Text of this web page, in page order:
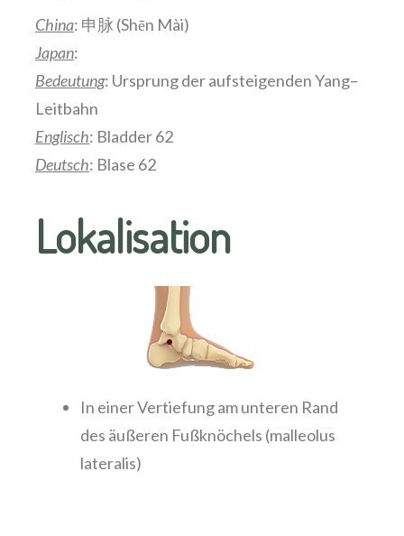
China: 申脉 (Shēn Mài)
Japan:
Bedeutung: Ursprung der aufsteigenden Yang–
Leitbahn
Englisch: Bladder 62
Deutsch: Blase 62
Lokalisation
In einer Vertiefung am unteren Rand
des äußeren Fußknöchels (malleolus
lateralis)